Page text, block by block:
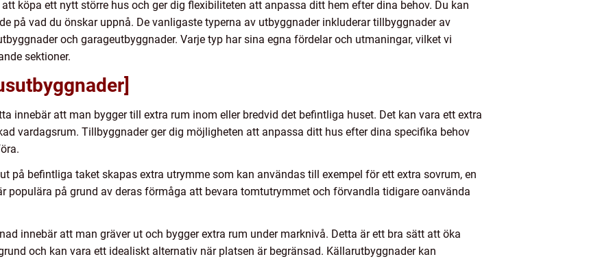
köpa ett nytt större hus och ger dig flexibiliteten att anpassa ditt hem efter dina behov. Du kan
på vad du önskar uppnå. De vanligaste typerna av utbyggnader inkluderar tillbyggnader av
och garageutbyggnader. Varje typ har sina egna fördelar och utmaningar, vilket vi
sektioner.
innebär att man bygger till extra rum inom eller bredvid det befintliga huset. Det kan vara ett extra
vardagsrum. Tillbyggnader ger dig möjligheten att anpassa ditt hus efter dina specifika behov
på befintliga taket skapas extra utrymme som kan användas till exempel för ett extra sovrum, en
populära på grund av deras förmåga att bevara tomtutrymmet och förvandla tidigare oanvända
innebär att man gräver ut och bygger extra rum under marknivå. Detta är ett bra sätt att öka
och kan vara ett idealiskt alternativ när platsen är begränsad. Källarutbyggnader kan